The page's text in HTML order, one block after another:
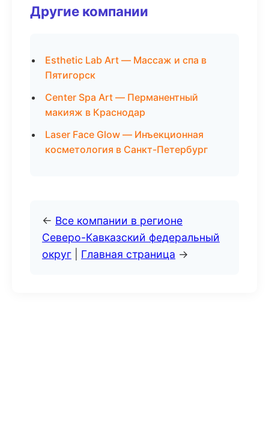
Другие компании
Esthetic Lab Art — Массаж и спа в
Пятигорск
Center Spa Art — Перманентный
макияж в Краснодар
Laser Face Glow — Инъекционная
косметология в Санкт-Петербург
← Все компании в регионе
Северо-Кавказский федеральный
округ
Главная страница →